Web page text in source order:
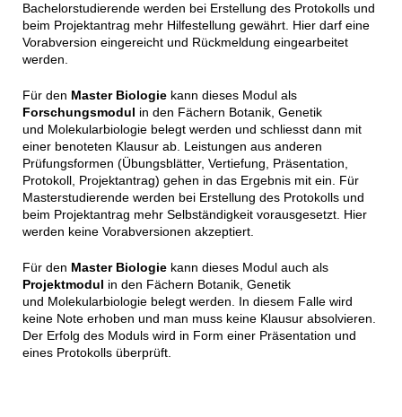
Bachelorstudierende werden bei Erstellung des Protokolls und
beim Projektantrag mehr Hilfestellung gewährt. Hier darf eine
Vorabversion eingereicht und Rückmeldung eingearbeitet
werden.
Für den Master Biologiekann dieses Modul als
Forschungsmodul in den Fächern Botanik, Genetik
und Molekularbiologie belegt werden und schliesst dann mit
einer benoteten Klausur ab. Leistungen aus anderen
Prüfungsformen (Übungsblätter, Vertiefung, Präsentation,
Protokoll, Projektantrag) gehen in das Ergebnis mit ein. Für
Masterstudierende werden bei Erstellung des Protokolls und
beim Projektantrag mehr Selbständigkeit vorausgesetzt. Hier
werden keine Vorabversionen akzeptiert.
Für den Master Biologiekann dieses Modul auch als
Projektmodul in den Fächern Botanik, Genetik
und Molekularbiologie belegt werden. In diesem Falle wird
keine Note erhoben und man muss keine Klausur absolvieren.
Der Erfolg des Moduls wird in Form einer Präsentation und
eines Protokolls überprüft.